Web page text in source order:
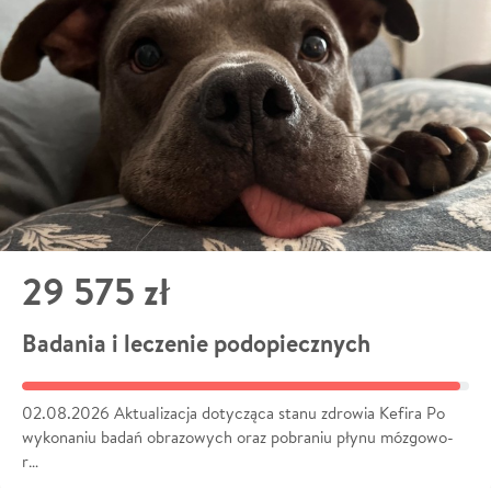
29 575 zł
Badania i leczenie podopiecznych
02.08.2026 Aktualizacja dotycząca stanu zdrowia Kefira Po
wykonaniu badań obrazowych oraz pobraniu płynu mózgowo-
r…